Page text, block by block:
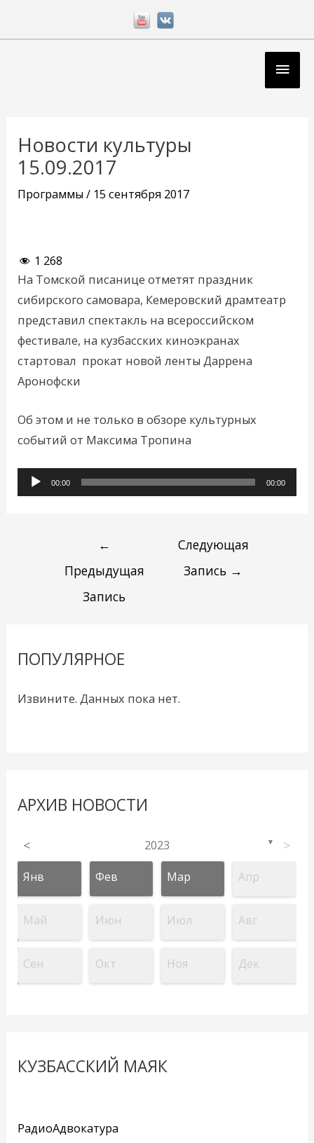
Новости культуры
15.09.2017
Программы/ 15 сентября 2017
1 268
На Томской писанице отметят праздник
сибирского самовара, Кемеровский драмтеатр
представил спектакль на всероссийском
фестивале, на кузбасских киноэкранах
стартовал прокат новой ленты Даррена
Аронофски
Об этом и не только в обзоре культурных
событий от Максима Тропина
Аудиоплеер
00:00 00:00
записям
←
Предыдущая
Запись
Следующая
Запись →
ПОПУЛЯРНОЕ
Извините. Данных пока нет.
АРХИВ НОВОСТИ
< 2023 ▼ >
Янв Фев Мар Апр
Май Июн Июл Авг
Сен Окт Ноя Дек
КУЗБАССКИЙ МАЯК
РадиоАдвокатура